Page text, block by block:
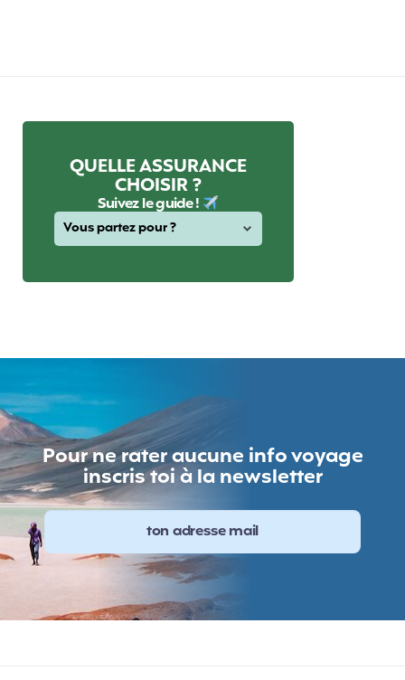
QUELLE ASSURANCE
CHOISIR ?
Suivez le guide !
Pour ne rater aucune info voyage
inscris toi à la newsletter